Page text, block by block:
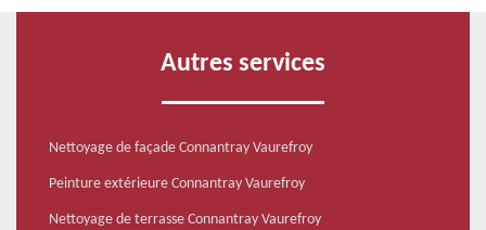
Autres services
Nettoyage de façade Connantray Vaurefroy
Peinture extérieure Connantray Vaurefroy
Nettoyage de terrasse Connantray Vaurefroy